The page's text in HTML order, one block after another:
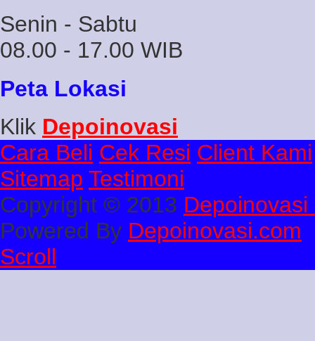
Senin - Sabtu
08.00 - 17.00 WIB
Peta Lokasi
Klik Depoinovasi
Cara Beli Cek Resi Client Kami
Sitemap Testimoni
Copyright © 2013
Powered By Depoinovasi.com
Scroll